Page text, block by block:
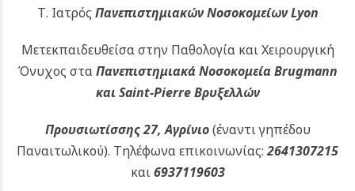
Τ. Ιατρός Πανεπιστημιακών Νοσοκομείων Lyon
Μετεκπαιδευθείσα στην Παθολογία και Χειρουργική
Όνυχος σταΠανεπιστημιακά Νοσοκομεία Brugmann
και Saint-Pierre Βρυξελλών
Προυσιωτίσσης 27, Αγρίνιο(έναντι γηπέδου
Παναιτωλικού). Τηλέφωνα επικοινωνίας:2641307215
και6937119603